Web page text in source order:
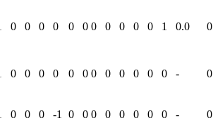
0 0 0 0 0 0 0 0 0 0 0 1 0.0 0
0 0 0 0 0 0 0 0 0 0 0 0 - 0
0 0 0 -1 0 0 0 0 0 0 0 0 - 0